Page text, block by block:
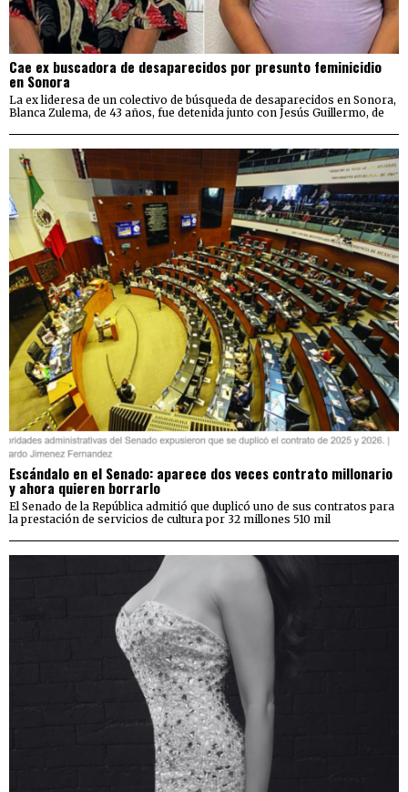
Cae ex buscadora de desaparecidos por presunto feminicidio
en Sonora
La ex lideresa de un colectivo de búsqueda de desaparecidos en Sonora,
Blanca Zulema, de 43 años, fue detenida junto con Jesús Guillermo, de
Escándalo en el Senado: aparece dos veces contrato millonario
y ahora quieren borrarlo
El Senado de la República admitió que duplicó uno de sus contratos para
la prestación de servicios de cultura por 32 millones 510 mil